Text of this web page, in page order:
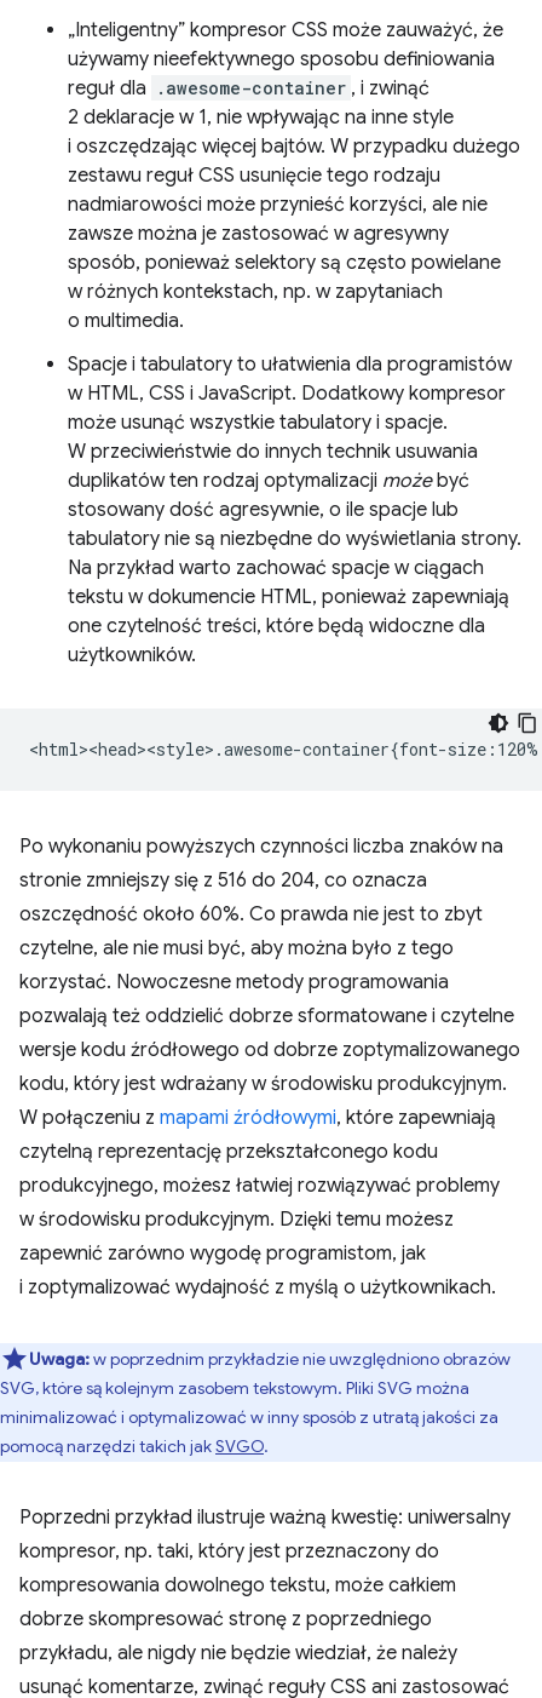
„Inteligentny” kompresor CSS może zauważyć, że
używamy nieefektywnego sposobu definiowania
reguł dla
.awesome-container , i zwinąć
2 deklaracje w 1, nie wpływając na inne style
i oszczędzając więcej bajtów. W przypadku dużego
zestawu reguł CSS usunięcie tego rodzaju
nadmiarowości może przynieść korzyści, ale nie
zawsze można je zastosować w agresywny
sposób, ponieważ selektory są często powielane
w różnych kontekstach, np. w zapytaniach
o multimedia.
Spacje i tabulatory to ułatwienia dla programistów
w HTML, CSS i JavaScript. Dodatkowy kompresor
może usunąć wszystkie tabulatory i spacje.
W przeciwieństwie do innych technik usuwania
duplikatów ten rodzaj optymalizacji możebyć
stosowany dość agresywnie, o ile spacje lub
tabulatory nie są niezbędne do wyświetlania strony.
Na przykład warto zachować spacje w ciągach
tekstu w dokumencie HTML, ponieważ zapewniają
one czytelność treści, które będą widoczne dla
użytkowników.
Po wykonaniu powyższych czynności liczba znaków na
stronie zmniejszy się z 516 do 204, co oznacza
oszczędność około 60%. Co prawda nie jest to zbyt
czytelne, ale nie musi być, aby można było z tego
korzystać. Nowoczesne metody programowania
pozwalają też oddzielić dobrze sformatowane i czytelne
wersje kodu źródłowego od dobrze zoptymalizowanego
kodu, który jest wdrażany w środowisku produkcyjnym.
W połączeniu z mapami źródłowymi, które zapewniają
czytelną reprezentację przekształconego kodu
produkcyjnego, możesz łatwiej rozwiązywać problemy
w środowisku produkcyjnym. Dzięki temu możesz
zapewnić zarówno wygodę programistom, jak
i zoptymalizować wydajność z myślą o użytkownikach.
Uwaga:w poprzednim przykładzie nie uwzględniono obrazów
SVG, które są kolejnym zasobem tekstowym. Pliki SVG można
minimalizować i optymalizować w inny sposób z utratą jakości za
pomocą narzędzi takich jakSVGO.
Poprzedni przykład ilustruje ważną kwestię: uniwersalny
kompresor, np. taki, który jest przeznaczony do
kompresowania dowolnego tekstu, może całkiem
dobrze skompresować stronę z poprzedniego
przykładu, ale nigdy nie będzie wiedział, że należy
usunąć komentarze, zwinąć reguły CSS ani zastosować